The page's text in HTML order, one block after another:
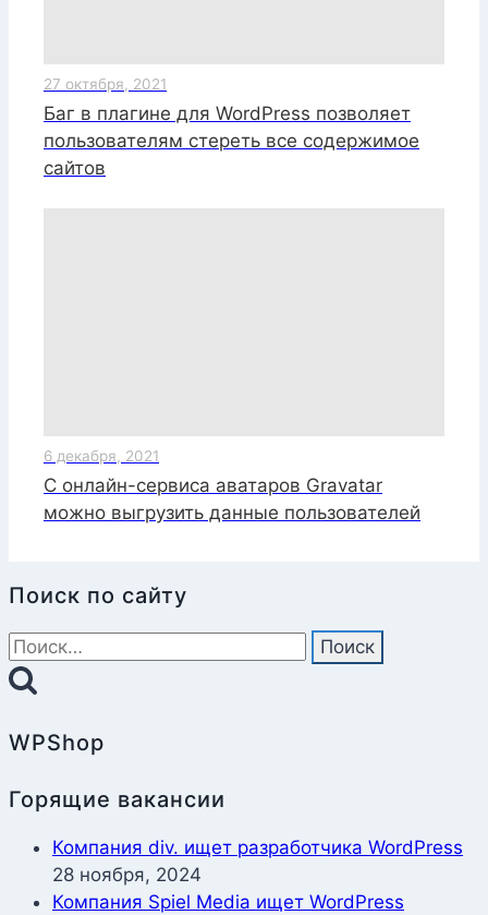
27 октября, 2021
Баг в плагине для WordPress позволяет
пользователям стереть все содержимое
сайтов
6 декабря, 2021
С онлайн-сервиса аватаров Gravatar
можно выгрузить данные пользователей
Поиск по сайту
Найти:
WPShop
Горящие вакансии
Компания div. ищет разработчика WordPress
28 ноября, 2024
Компания Spiel Media ищет WordPress